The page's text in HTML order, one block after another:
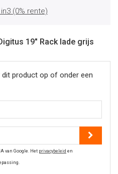
(0% rente)
19" Rack lade grijs
dit product op of onder een
van Google. Het privacybeleid en